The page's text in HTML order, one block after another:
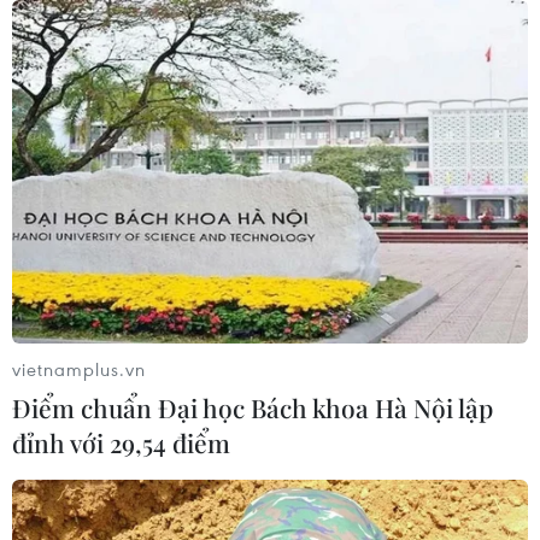
lĩnh đối ngoại của Việt Nam
07/08/2026 03:49
Venezuela khởi động đàm phán về
tiến trình chuyển giao chính trị
07/08/2026 02:58
Sập công trình tại Cuba khiến 2
người tử vong
07/08/2026 01:48
Đảng Cộng hòa đề xuất dự luật trao
thêm thẩm quyền thuế quan cho ông
vietnamplus.vn
Điểm chuẩn Đại học Bách khoa Hà Nội lập
đỉnh với 29,54 điểm